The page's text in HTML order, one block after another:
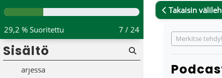
Takaisin
Merkitse
29,2 % Suoritettu 7 / 24
Sisältö
Podcast 2 - Kieli- ja
kulttuuritietoisuus korkeakoulun
arjessa
Tekstivastine: Podcast 2 Kieli- ja
kulttuuritietoisuus korkeakoulun
arjessa